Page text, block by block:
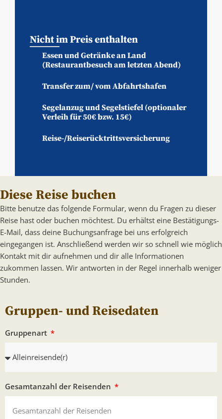
Nicht im Preis enthalten
Essen und Getränke an Land
(Restaurantbesuch am letzten Abend)
Transfer zum/ vom Abfahrtshafen
Segelanzug und Segelstiefel (optionaler
Verleih für 50€ bzw. 15€)
Reise-/Reiserücktrittsversicherung
Diese Reise buchen
Bitte benutze das folgende Formular, wenn du Fragen zu dieser
Reise hast oder buchen möchtest. Du erhältst eine Bestätigungs-
E-Mail, dass deine Buchungsanfrage bei uns erfolgreich
eingegangen ist. Anschließend werden wir so schnell wie möglich
Kontakt mit dir aufnehmen und dir alle Informationen
zukommen lassen. Wir antworten in der Regel innerhalb weniger
Stunden.
Gruppen- und Reisedaten
Gruppenart
Gesamtanzahl der Reisenden